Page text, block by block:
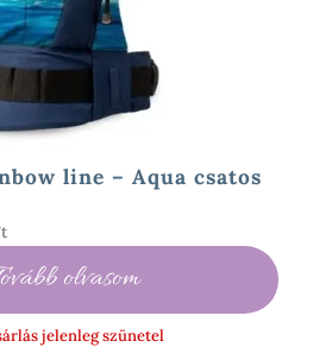
line – Aqua csatos
Ártartomány:
990 Ft
-
14
olvasom
jelenleg szünetel